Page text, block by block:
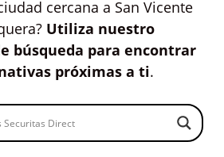
cercana a San Vicente
Utiliza nuestro
búsqueda para encontrar
próximas a ti.